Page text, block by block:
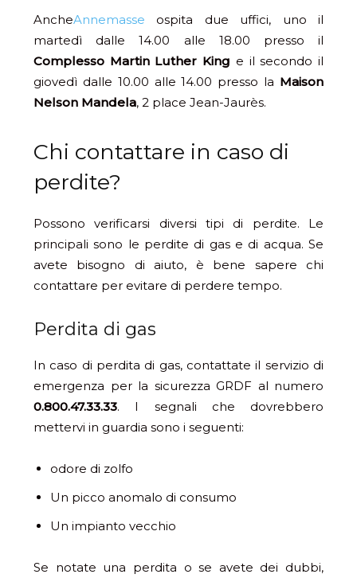
AncheAnnemasse ospita due uffici, uno il
martedì dalle 14.00 alle 18.00 presso il
Complesso Martin Luther King e il secondo il
giovedì dalle 10.00 alle 14.00 presso la Maison
Nelson Mandela, 2 place Jean-Jaurès.
Chi contattare in caso di
perdite?
Possono verificarsi diversi tipi di perdite. Le
principali sono le perdite di gas e di acqua. Se
avete bisogno di aiuto, è bene sapere chi
contattare per evitare di perdere tempo.
Perdita di gas
In caso di perdita di gas, contattate il servizio di
emergenza per la sicurezza GRDF al numero
0.800.47.33.33. I segnali che dovrebbero
mettervi in guardia sono i seguenti:
odore di zolfo
Un picco anomalo di consumo
Un impianto vecchio
Se notate una perdita o se avete dei dubbi,